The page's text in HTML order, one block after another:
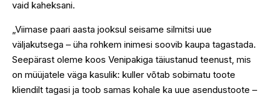
vaid kaheksani.
„Viimase paari aasta jooksul seisame silmitsi uue
väljakutsega – üha rohkem inimesi soovib kaupa tagastada.
Seepärast oleme koos Venipakiga täiustanud teenust, mis
on müüjatele väga kasulik: kuller võtab sobimatu toote
kliendilt tagasi ja toob samas kohale ka uue asendustoote –